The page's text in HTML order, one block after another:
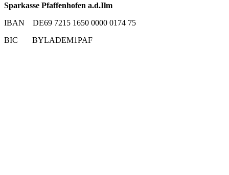
Sparkasse Pfaffenhofen a.d.Ilm
IBAN DE69 7215 1650 0000 0174 75
BIC BYLADEM1PAF